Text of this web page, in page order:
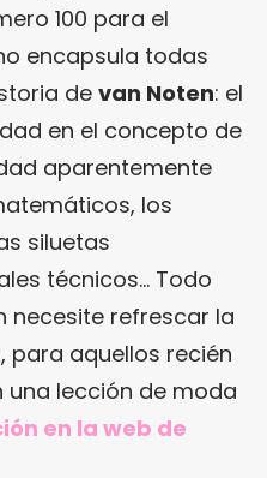
100 para el
encapsula todas
de van Noten: el
en el concepto de
aparentemente
los
siluetas
técnicos… Todo
necesite refrescar la
para aquellos recién
una lección de moda
en la web de